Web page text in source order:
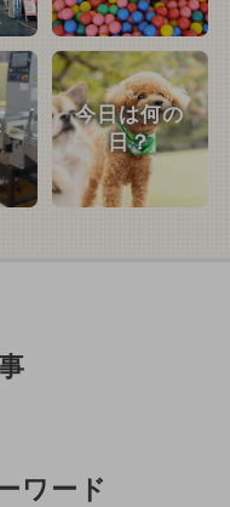
今日は何の
日？
ワード